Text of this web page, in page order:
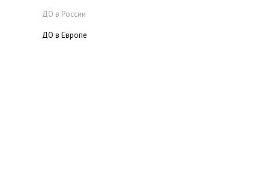
ДО в России
ДО в Европе